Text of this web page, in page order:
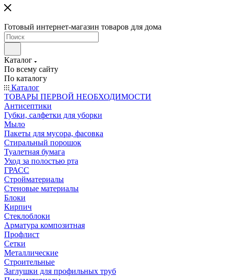
Готовый интернет-магазин товаров для дома
Каталог
По всему сайту
По каталогу
Каталог
ТОВАРЫ ПЕРВОЙ НЕОБХОДИМОСТИ
Антисептики
Губки, салфетки для уборки
Мыло
Пакеты для мусора, фасовка
Стиральный порошок
Туалетная бумага
Уход за полостью рта
ГРАСС
Стройматериалы
Стеновые материалы
Блоки
Кирпич
Стеклоблоки
Арматура композитная
Профлист
Сетки
Металлические
Строительные
Заглушки для профильных труб